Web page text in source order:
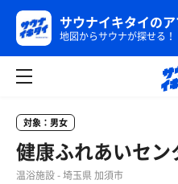
サウナイキタイのア
地図からサウナが探せる！
対象：男女
健康ふれあいセ
温浴施設 - 埼玉県 加須市